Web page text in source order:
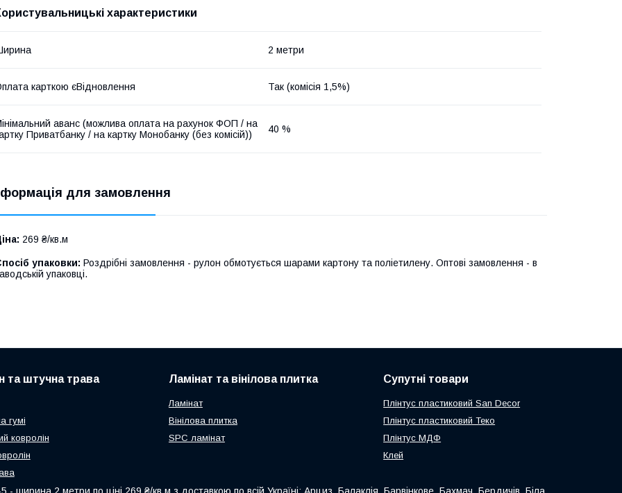
характеристики
2 метри
карткою єВідновлення Так (комісія 1,5%)
аванс (можлива оплата на рахунок ФОП / на
Приватбанку / на картку Монобанку (без комісій))
40 %
для замовлення
269 ₴/кв.м
упаковки: Роздрібні замовлення - рулон обмотується шарами картону та поліетилену. Оптові замовлення - в
упаковці.
та штучна трава
гумі
ковролін
Ламінат та вінілова плитка
Ламінат
Вінілова плитка
SPC ламінат
Супутні товари
Плінтус пластиковий San Decor
Плінтус пластиковий Теко
Плінтус МДФ
Клей